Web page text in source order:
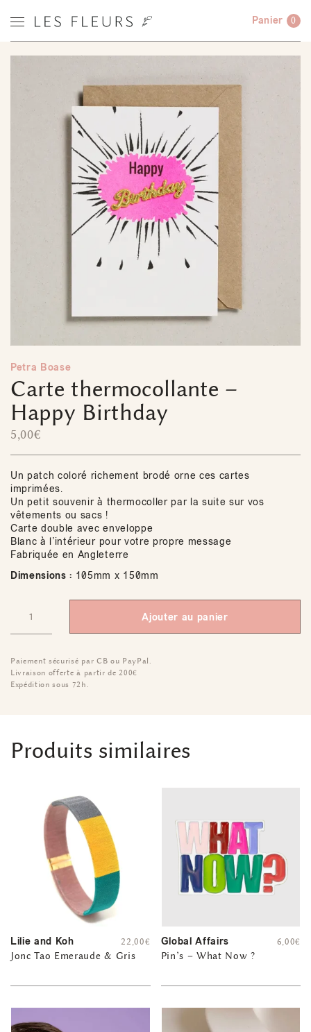
Panier 0
Petra Boase
Carte thermocollante –
Happy Birthday
5,00€
Un patch coloré richement brodé orne ces cartes
imprimées.
Un petit souvenir à thermocoller par la suite sur vos
vêtements ou sacs !
Carte double avec enveloppe
Blanc à l’intérieur pour votre propre message
Fabriquée en Angleterre
Dimensions : 105mm x 150mm
Ajouter au panier
Paiement sécurisé par CB ou PayPal.
Livraison offerte à partir de 200€
Expédition sous 72h.
Produits similaires
Lilie and Koh
Jonc Tao Emeraude & Gris
22,00€ Global Affairs
Pin’s – What Now ?
6,00€